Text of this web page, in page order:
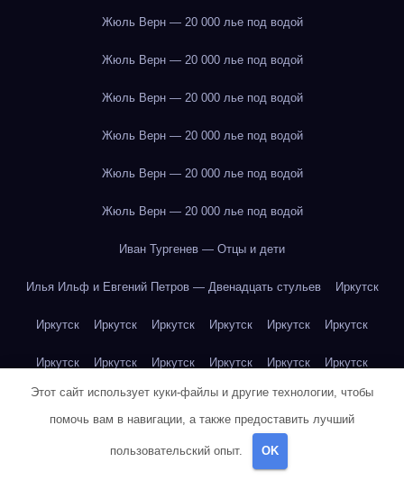
Жюль Верн — 20 000 лье под водой
Жюль Верн — 20 000 лье под водой
Жюль Верн — 20 000 лье под водой
Жюль Верн — 20 000 лье под водой
Жюль Верн — 20 000 лье под водой
Жюль Верн — 20 000 лье под водой
Иван Тургенев — Отцы и дети
Илья Ильф и Евгений Петров — Двенадцать стульев Иркутск
Иркутск Иркутск Иркутск Иркутск Иркутск Иркутск
Иркутск Иркутск Иркутск Иркутск Иркутск Иркутск
Иркутск Иркутск Иркутск Иркутск Иркутск Иркутск
Иркутск Йогурт
Этот сайт использует куки-файлы и другие технологии, чтобы
помочь вам в навигации, а также предоставить лучший
пользовательский опыт. OK